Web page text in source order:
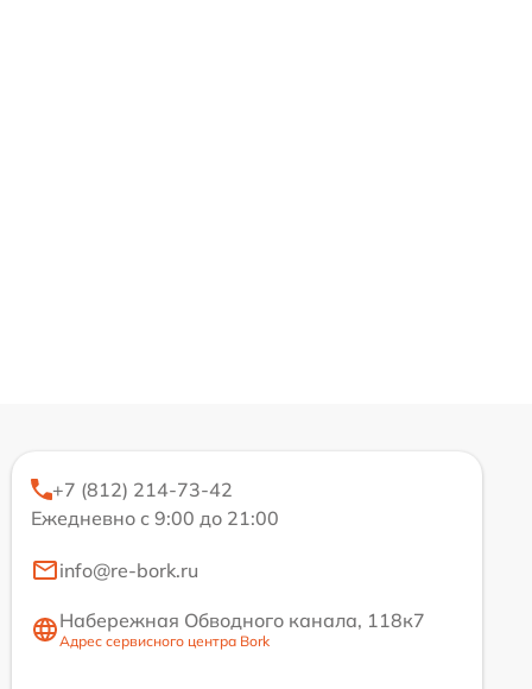
+7 (812) 214-73-42
Ежедневно с 9:00 до 21:00
info@re-bork.ru
Набережная Обводного канала, 118к7
Адрес сервисного центра Bork